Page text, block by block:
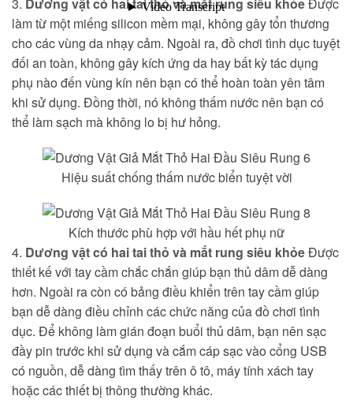
làm từ một miếng silicon mềm mại, không gây tổn thương
cho các vùng da nhạy cảm. Ngoài ra, đồ chơi tình dục tuyệt
đối an toàn, không gây kích ứng da hay bất kỳ tác dụng
phụ nào đến vùng kín nên bạn có thể hoàn toàn yên tâm
khi sử dụng. Đồng thời, nó không thấm nước nên bạn có
thể làm sạch mà không lo bị hư hỏng.
Hiệu suất chống thấm nước biển tuyệt vời
Kích thước phù hợp với hầu hết phụ nữ
4. Dương vật có hai tai thỏ và mắt rung siêu khỏeĐược
thiết kế với tay cầm chắc chắn giúp bạn thủ dâm dễ dàng
hơn. Ngoài ra còn có bảng điều khiển trên tay cầm giúp
bạn dễ dàng điều chỉnh các chức năng của đồ chơi tình
dục. Để không làm gián đoạn buổi thủ dâm, bạn nên sạc
đầy pin trước khi sử dụng và cắm cáp sạc vào cổng USB
có nguồn, dễ dàng tìm thấy trên ô tô, máy tính xách tay
hoặc các thiết bị thông thường khác.